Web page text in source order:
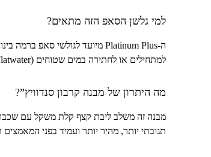
למי גלשן הסאפ הזה מתאים?
ה-Platinum Plus מיועד לגולשי סאפ ברמה
למתחילים או לחתירה במים שטוחים (
מה היתרון של מבנה קרבון סנדוויץ”?
מבנה זה משלב ליבת קצף קלת משקל עם
תגובתי יותר, מהיר יותר ועמיד בפני